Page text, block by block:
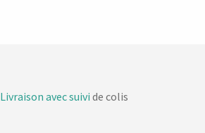
Livraison avec suivi de colis